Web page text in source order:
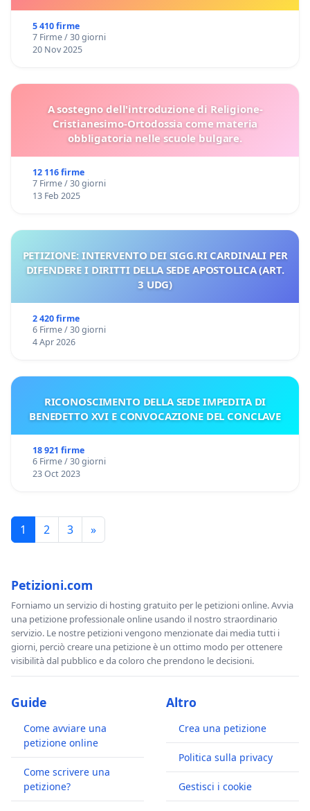
5 410 firme
7 Firme / 30 giorni
20 Nov 2025
A sostegno dell'introduzione di Religione-
Cristianesimo-Ortodossia come materia
obbligatoria nelle scuole bulgare.
12 116 firme
7 Firme / 30 giorni
13 Feb 2025
PETIZIONE: INTERVENTO DEI SIGG.RI CARDINALI PER
DIFENDERE I DIRITTI DELLA SEDE APOSTOLICA (ART.
3 UDG)
2 420 firme
6 Firme / 30 giorni
4 Apr 2026
RICONOSCIMENTO DELLA SEDE IMPEDITA DI
BENEDETTO XVI E CONVOCAZIONE DEL CONCLAVE
18 921 firme
6 Firme / 30 giorni
23 Oct 2023
1 2 3 »
Petizioni.com
Forniamo un servizio di hosting gratuito per le petizioni online. Avvia
una petizione professionale online usando il nostro straordinario
servizio. Le nostre petizioni vengono menzionate dai media tutti i
giorni, perciò creare una petizione è un ottimo modo per ottenere
visibilità dal pubblico e da coloro che prendono le decisioni.
Guide
Come avviare una
petizione online
Come scrivere una
petizione?
Altro
Crea una petizione
Politica sulla privacy
Gestisci i cookie